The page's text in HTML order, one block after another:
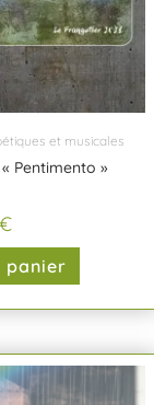
et musicales
Pentimento »
€
panier